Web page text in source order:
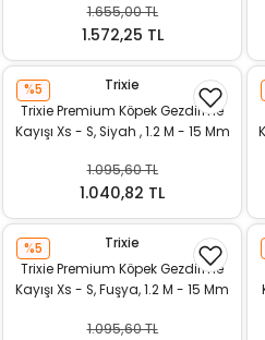
1.655,00 TL
1.572,25 TL
%5
Trixie
Trixie Premium Köpek Gezdirme
Kayışı Xs - S, Siyah , 1.2 M - 15 Mm
1.095,60 TL
1.040,82 TL
%5
Trixie
Trixie Premium Köpek Gezdirme
Kayışı Xs - S, Fuşya, 1.2 M - 15 Mm
1.095,60 TL